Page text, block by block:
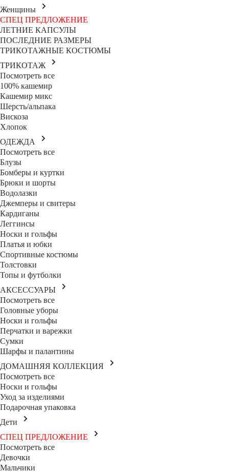
Женщины
СПЕЦ ПРЕДЛОЖЕНИЕ
ЛЕТНИЕ КАПСУЛЫ
ПОСЛЕДНИЕ РАЗМЕРЫ
ТРИКОТАЖНЫЕ КОСТЮМЫ
ТРИКОТАЖ
Посмотреть все
100% кашемир
Кашемир микс
Шерсть/альпака
Вискоза
Хлопок
ОДЕЖДА
Посмотреть все
Блузы
Бомберы и куртки
Брюки и шорты
Водолазки
Джемперы и свитеры
Кардиганы
Леггинсы
Носки и гольфы
Платья и юбки
Спортивные костюмы
Толстовки
Топы и футболки
АКСЕССУАРЫ
Посмотреть все
Головные уборы
Носки и гольфы
Перчатки и варежки
Сумки
Шарфы и палантины
ДОМАШНЯЯ КОЛЛЕКЦИЯ
Посмотреть все
Носки и гольфы
Уход за изделиями
Подарочная упаковка
Дети
СПЕЦ ПРЕДЛОЖЕНИЕ
Посмотреть все
Девочки
Мальчики